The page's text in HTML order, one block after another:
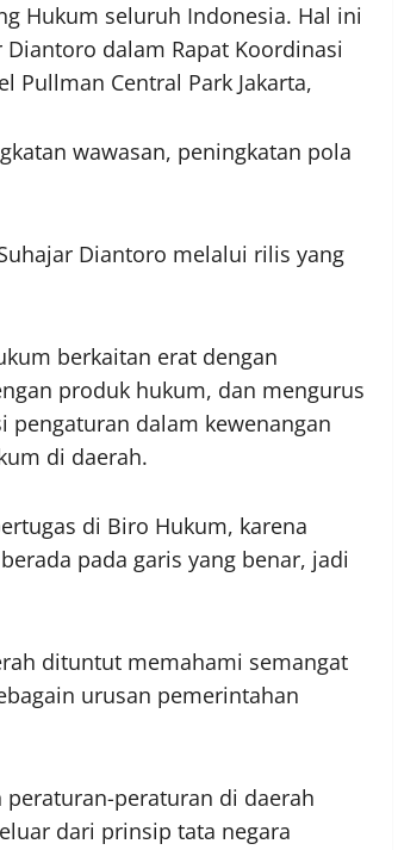
Hukum seluruh Indonesia. Hal ini
Diantoro dalam Rapat Koordinasi
Pullman Central Park Jakarta,
wawasan, peningkatan pola
Diantoro melalui rilis yang
berkaitan erat dengan
produk hukum, dan mengurus
pengaturan dalam kewenangan
di daerah.
di Biro Hukum, karena
pada garis yang benar, jadi
dituntut memahami semangat
urusan pemerintahan
peraturan-peraturan di daerah
dari prinsip tata negara